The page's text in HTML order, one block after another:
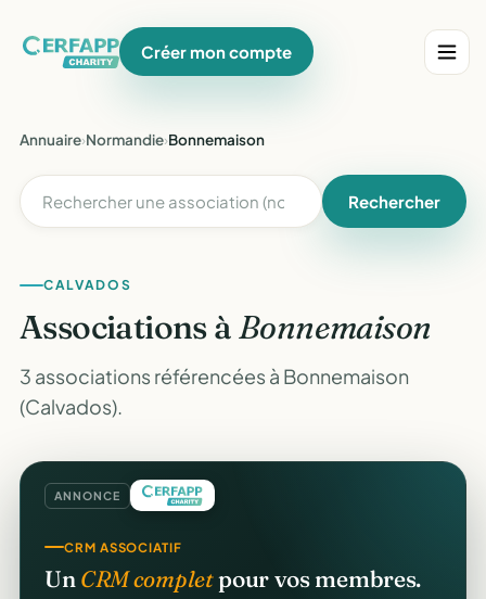
Créer mon compte
Annuaire›Normandie›Bonnemaison
Rechercher
CALVADOS
Associations àBonnemaison
3 associations référencées à Bonnemaison
(Calvados).
ANNONCE
CRM ASSOCIATIF
Un CRM completpour vos membres.